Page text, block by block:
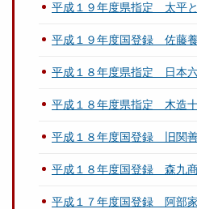
平成１９年度県指定 太平
平成１９年度国登録 佐藤
平成１８年度県指定 日本
平成１８年度県指定 木造
平成１８年度国登録 旧関
平成１８年度国登録 森九
平成１７年度国登録 阿部